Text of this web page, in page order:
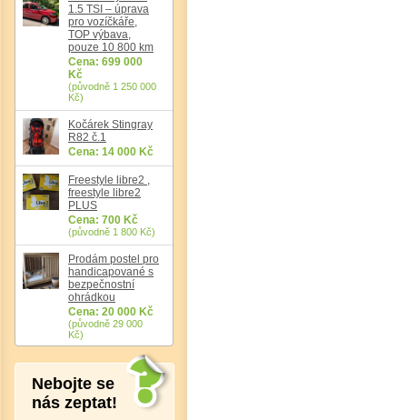
1.5 TSI – úprava
pro vozíčkáře,
TOP výbava,
pouze 10 800 km
Cena: 699 000
Kč
(původně 1 250 000
Kč)
Kočárek Stingray
R82 č.1
Cena: 14 000 Kč
Freestyle libre2 ,
freestyle libre2
PLUS
Cena: 700 Kč
(původně 1 800 Kč)
Prodám postel pro
handicapované s
bezpečnostní
ohrádkou
Cena: 20 000 Kč
(původně 29 000
Kč)
Nebojte se
nás zeptat!